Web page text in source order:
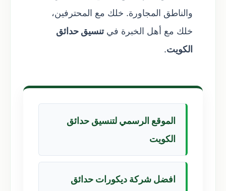
والناطق المجاورة. خلك مع المحترفين،
خلك مع أهل الخبرة فيتنسيق حدائق
الكويت.
الموقع الرسمي لتنسيق حدائق
الكويت
افضل شركة ديكورات حدائق